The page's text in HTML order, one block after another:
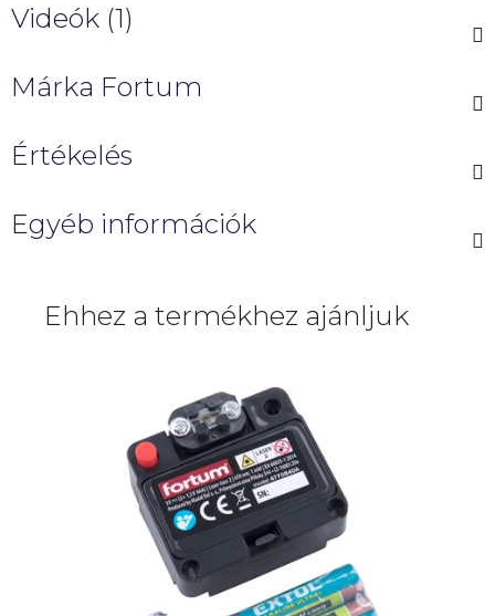
Videók (1)
Márka Fortum
Értékelés
Egyéb információk
Ehhez a termékhez ajánljuk